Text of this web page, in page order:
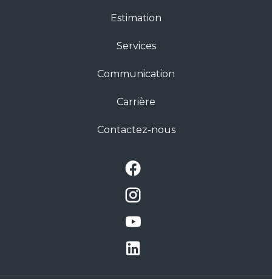
Estimation
Services
Communication
Carrière
Contactez-nous